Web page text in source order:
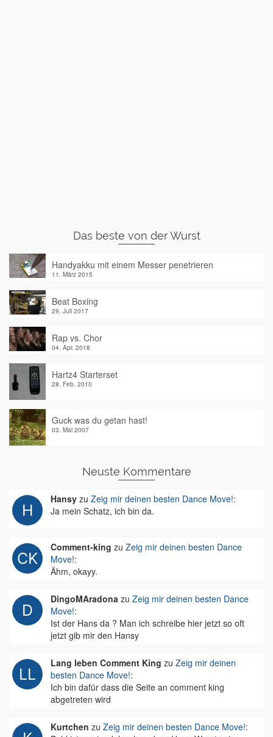
Das beste von der Wurst
Handyakku mit einem Messer penetrieren
11. März 2015
Beat Boxing
29. Juli 2017
Rap vs. Chor
04. Apr. 2018
Hartz4 Starterset
28. Feb. 2010
Guck was du getan hast!
03. Mai 2007
Neuste Kommentare
Hansy zu Zeig mir deinen besten Dance Move!:
Ja mein Schatz, ich bin da.
Comment-king zu Zeig mir deinen besten Dance
Move!:
Ähm, okayy.
DingoMAradona zu Zeig mir deinen besten Dance
Move!:
Ist der Hans da ? Man ich schreibe hier jetzt so oft
jetzt gib mir den Hansy
Lang leben Comment King zu Zeig mir deinen
besten Dance Move!:
Ich bin dafür dass die Seite an comment king
abgetreten wird
Kurtchen zu Zeig mir deinen besten Dance Move!: